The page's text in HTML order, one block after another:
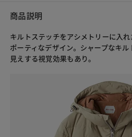
商品説明
キルトステッチをアシメトリーに入
ポーティなデザイン。シャープなキ
見えする視覚効果もあり。